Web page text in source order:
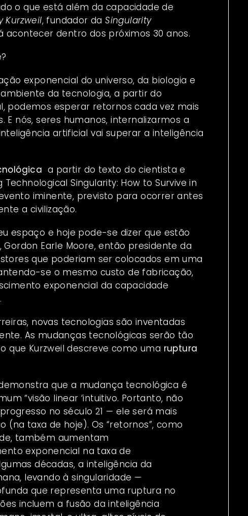
o que está além da capacidade de
Kurzweil, fundador daSingularity
acontecer dentro dos próximos 30 anos.
exponencial do universo, da biologia e
da tecnologia, a partir do
podemos esperar retornos cada vez mais
nós, seres humanos, internalizarmos a
artificial vai superar a inteligência
a partir do texto do cientista e
Technological Singularity: How to Survive in
evento iminente, previsto para ocorrer antes
a civilização.
espaço e hoje pode-se dizer que estão
Gordon Earle Moore, então presidente da
que poderiam ser colocados em uma
se o mesmo custo de fabricação,
exponencial da capacidade
novas tecnologias são inventadas
As mudanças tecnológicas serão tão
que Kurzweil descreve como uma ruptura
que a mudança tecnológica é
“visão linear ‘intuitivo. Portanto, não
no século 21 — ele será mais
taxa de hoje). Os “retornos”, como
também aumentam
exponencial na taxa de
décadas, a inteligência da
levando à singularidade —
que representa uma ruptura no
incluem a fusão da inteligência